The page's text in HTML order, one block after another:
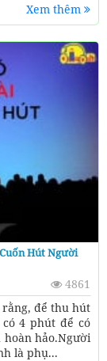
Xem thêm
Hút Người
4861
để thu hút
4 phút để có
hảo.Người
là phụ...